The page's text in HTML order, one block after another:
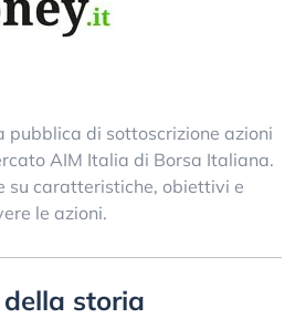
pubblica di sottoscrizione azioni
AIM Italia di Borsa Italiana.
su caratteristiche, obiettivi e
le azioni.
storia